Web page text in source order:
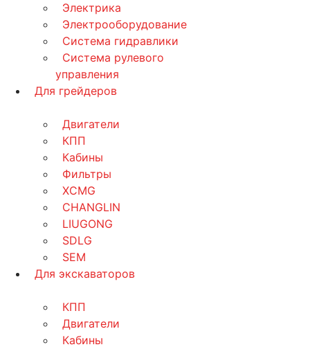
Электрика
Электрооборудование
Система гидравлики
Система рулевого
управления
Для грейдеров
Двигатели
КПП
Кабины
Фильтры
XCMG
CHANGLIN
LIUGONG
SDLG
SEM
Для экскаваторов
КПП
Двигатели
Кабины